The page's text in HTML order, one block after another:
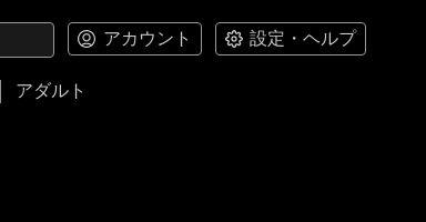
アカウント 設定・ヘルプ
アダルト